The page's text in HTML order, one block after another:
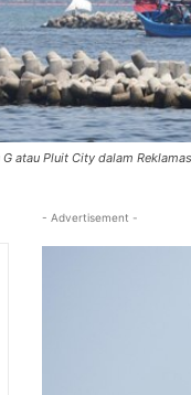
atau Pluit City dalam
- Advertisement -